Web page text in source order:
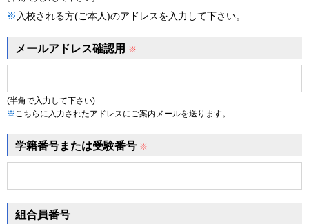
※ 入校される方(ご本人)のアドレスを入力して下さい。
メールアドレス確認用 ※
(半角で入力して下さい)
※こちらに入力されたアドレスにご案内メールを送ります。
学籍番号または受験番号 ※
組合員番号